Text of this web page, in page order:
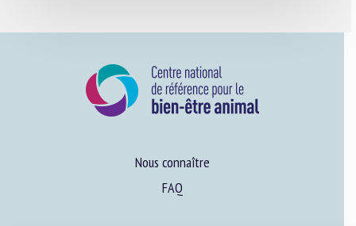
Nous connaître
FAQ